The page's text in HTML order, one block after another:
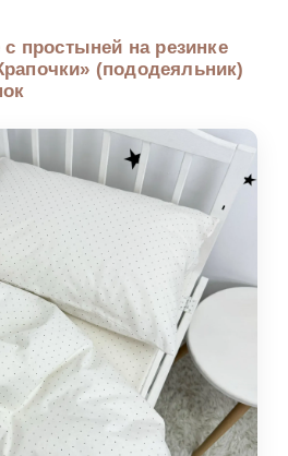
простыней на резинке
(пододеяльник)